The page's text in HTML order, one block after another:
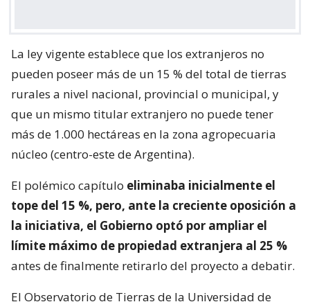
La ley vigente establece que los extranjeros no
pueden poseer más de un 15 % del total de tierras
rurales a nivel nacional, provincial o municipal, y
que un mismo titular extranjero no puede tener
más de 1.000 hectáreas en la zona agropecuaria
núcleo (centro-este de Argentina).
El polémico capítulo eliminaba inicialmente el
tope del 15 %, pero, ante la creciente oposición a
la iniciativa, el Gobierno optó por ampliar el
límite máximo de propiedad extranjera al 25 %
antes de finalmente retirarlo del proyecto a debatir.
El Observatorio de Tierras de la Universidad de